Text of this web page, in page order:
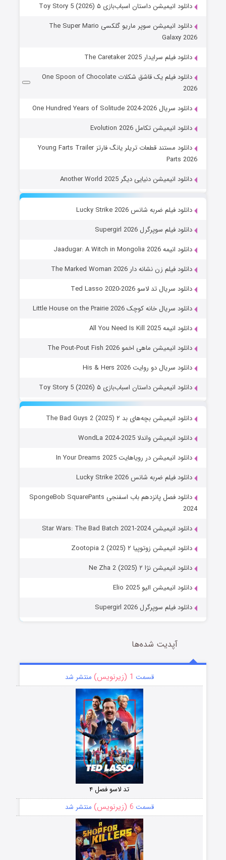
دانلود انیمیشن داستان اسباب‌بازی ۵ Toy Story 5 (2026)
دانلود انیمیشن سوپر ماریو گلکسی The Super Mario
Galaxy 2026
دانلود فیلم سرایدار The Caretaker 2025
دانلود فیلم یک قاشق شکلات One Spoon of Chocolate
2026
دانلود سریال One Hundred Years of Solitude 2024-2026
دانلود انیمیشن تکامل Evolution 2026
دانلود مستند قطعات تریلر یانگ فارتز Young Farts Trailer
Parts 2026
دانلود انیمیشن دنیایی دیگر Another World 2025
دانلود فیلم ضربه شانس Lucky Strike 2026
دانلود فیلم سوپرگرل Supergirl 2026
دانلود انیمه Jaadugar: A Witch in Mongolia 2026
دانلود فیلم زن نشانه دار The Marked Woman 2026
دانلود سریال تد لاسو Ted Lasso 2020-2026
دانلود سریال خانه کوچک Little House on the Prairie 2026
دانلود انیمه All You Need Is Kill 2025
دانلود انیمیشن ماهی اخمو The Pout-Pout Fish 2026
دانلود سریال دو روایت His & Hers 2026
دانلود انیمیشن داستان اسباب‌بازی ۵ Toy Story 5 (2026)
دانلود انیمیشن بچه‌های بد ۲ The Bad Guys 2 (2025)
دانلود انیمیشن واندلا WondLa 2024-2025
دانلود انیمیشن در رویاهایت In Your Dreams 2025
دانلود فیلم ضربه شانس Lucky Strike 2026
دانلود فصل پانزدهم باب اسفنجی SpongeBob SquarePants
2024
دانلود انیمیشن Star Wars: The Bad Batch 2021-2024
دانلود انیمیشن زوتوپیا ۲ Zootopia 2 (2025)
دانلود انیمیشن نژا ۲ Ne Zha 2 (2025)
دانلود انیمیشن الیو Elio 2025
دانلود فیلم سوپرگرل Supergirl 2026
آپدیت شده‌ها
قسمت 1 (زیرنویس) منتشر شد
تد لاسو فصل ۴
قسمت 6 (زیرنویس) منتشر شد